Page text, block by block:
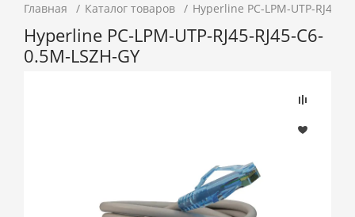
Главная Каталог товаров Hyperline PC-LPM-UTP-RJ45-
Hyperline PC-LPM-UTP-RJ45-RJ45-C6-
0.5M-LSZH-GY